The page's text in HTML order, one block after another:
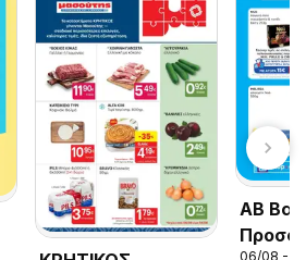
ΑΒ
06/08 -